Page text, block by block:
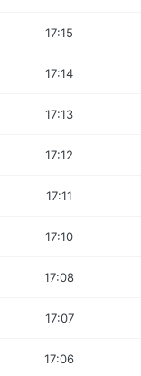
17:15
17:14
17:13
17:12
17:11
17:10
17:08
17:07
17:06